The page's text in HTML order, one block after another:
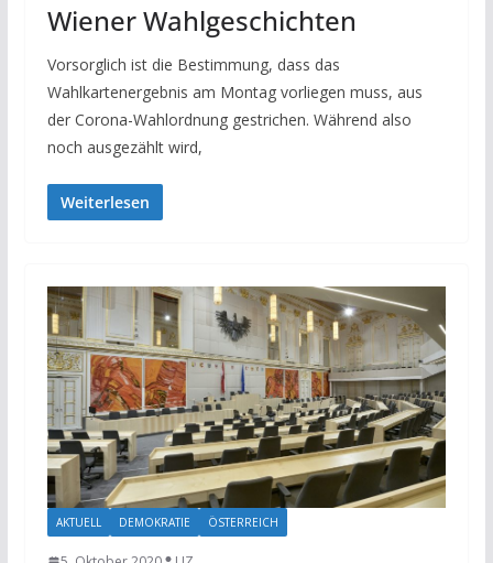
Wiener Wahlgeschichten
Vorsorglich ist die Bestimmung, dass das
Wahlkartenergebnis am Montag vorliegen muss, aus
der Corona-Wahlordnung gestrichen. Während also
noch ausgezählt wird,
Weiterlesen
AKTUELL DEMOKRATIE ÖSTERREICH